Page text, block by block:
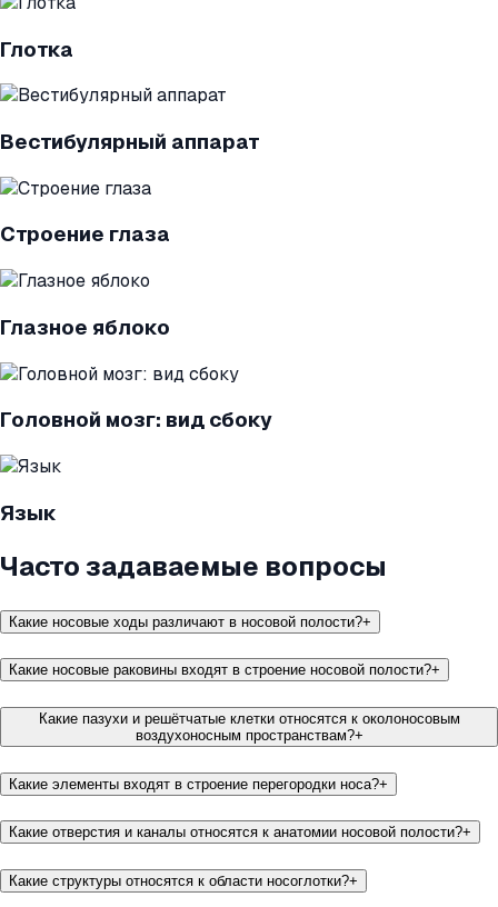
Глотка
Вестибулярный аппарат
Строение глаза
Глазное яблоко
Головной мозг: вид сбоку
Язык
Часто задаваемые вопросы
Какие носовые ходы различают в носовой полости?+
Какие носовые раковины входят в строение носовой полости?+
Какие пазухи и решётчатые клетки относятся к околоносовым
воздухоносным пространствам?+
Какие элементы входят в строение перегородки носа?+
Какие отверстия и каналы относятся к анатомии носовой полости?+
Какие структуры относятся к области носоглотки?+